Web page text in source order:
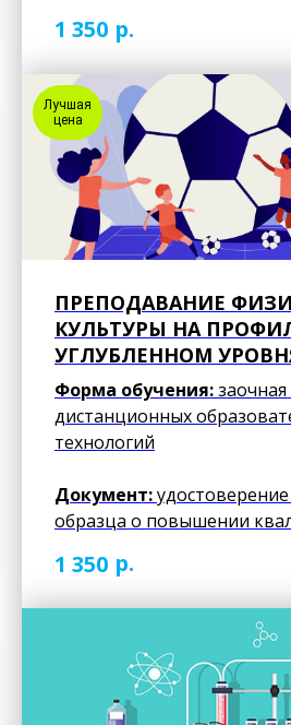
1 350 р.
Лучшая
цена
ПРЕПОДАВАНИЕ
КУЛЬТУРЫ НА
УГЛУБЛЕННОМ
Форма обучения:
дистанционных
технологий
Документ:
образца о повышении
1 350 р.